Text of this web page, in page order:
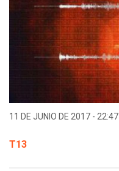
11 DE JUNIO DE 2017 - 22:47
T13